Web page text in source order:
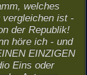
welches
vergleichen ist -
der Republik!
höre ich - und
EINZIGEN
Eins oder